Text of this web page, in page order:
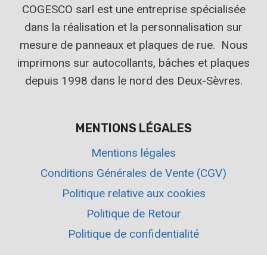
COGESCO sarl est une entreprise spécialisée
dans la réalisation et la personnalisation sur
mesure de panneaux et plaques de rue. Nous
imprimons sur autocollants, bâches et plaques
depuis 1998 dans le nord des Deux-Sèvres.
MENTIONS LÉGALES
Mentions légales
Conditions Générales de Vente (CGV)
Politique relative aux cookies
Politique de Retour
Politique de confidentialité